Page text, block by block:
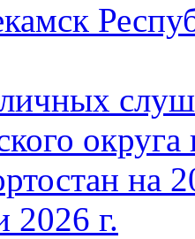
на
2026 г.